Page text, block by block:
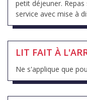
petit déjeuner.
service avec mise à
LIT FAIT À
Ne s'applique que